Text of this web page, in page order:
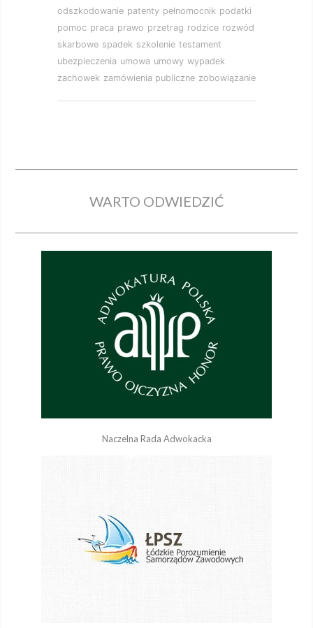
odszkodowanie patenty pełnomocnik podatki
pomoc praca prawo przetrag rodzice rozwód
skarbowe spadek szkolenie testament
ubezpieczenia umowa umowy wypadek
zachowek zamówienia publiczne zobowiązanie
WARTO ODWIEDZIĆ
Naczelna Rada Adwokacka